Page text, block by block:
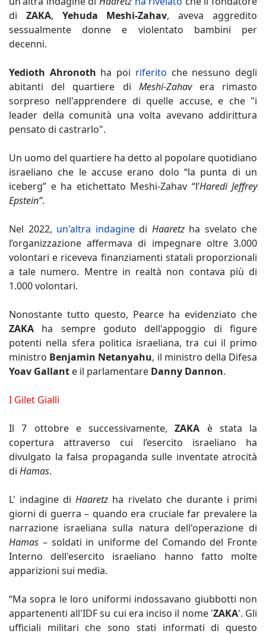
di ZAKA, Yehuda Meshi-Zahav, aveva aggredito
sessualmente donne e violentato bambini per
decenni.
Yedioth Ahronoth ha poi riferito che nessuno degli
abitanti del quartiere di Meshi-Zahavera rimasto
sorpreso nell'apprendere di quelle accuse, e che "i
leader della comunità una volta avevano addirittura
pensato di castrarlo".
Un uomo del quartiere ha detto al popolare quotidiano
israeliano che le accuse erano dolo “la punta di un
iceberg” e ha etichettato Meshi-Zahav “l’Haredi Jeffrey
Epstein”.
Nel 2022, un'altra indaginedi Haaretzha svelato che
l’organizzazione affermava di impegnare oltre 3.000
volontari e riceveva finanziamenti statali proporzionali
a tale numero. Mentre in realtà non contava più di
1.000 volontari.
Nonostante tutto questo, Pearce ha evidenziato che
ZAKA ha sempre goduto dell'appoggio di figure
potenti nella sfera politica israeliana, tra cui il primo
ministro Benjamin Netanyahu, il ministro della Difesa
Yoav Gallant e il parlamentare Danny Dannon.
I Gilet Gialli
Il 7 ottobre e successivamente,ZAKA è stata la
copertura attraverso cui l’esercito israeliano ha
divulgato la falsa propaganda sulle inventate atrocità
di Hamas.
L' indagine diHaaretz ha rivelato che durante i primi
giorni di guerra – quando era cruciale far prevalere la
narrazione israeliana sulla natura dell'operazione di
Hamas – soldati in uniforme del Comando del Fronte
Interno dell'esercito israeliano hanno fatto molte
apparizioni sui media.
“Ma sopra le loro uniformi indossavano giubbotti non
appartenenti all'IDF su cui era inciso il nome 'ZAKA'. Gli
ufficiali militari che sono stati informati di questo